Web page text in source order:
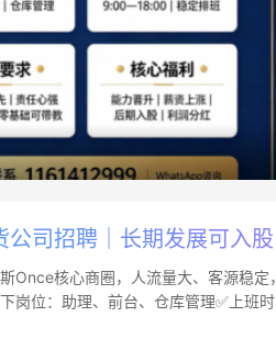
司招聘｜长期发展可入
Once核心商圈，人流量大、客源稳定
岗位：助理、前台、仓库管理✅上班